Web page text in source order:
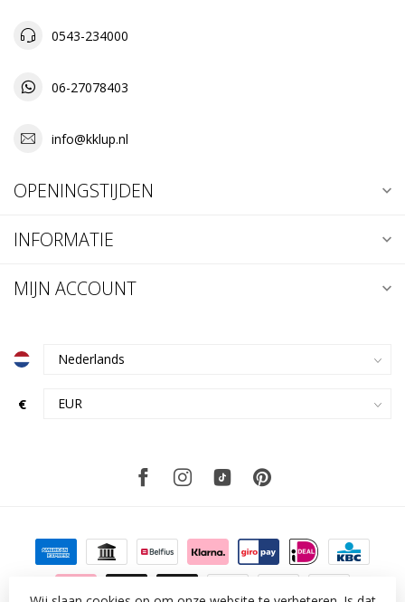
0543-234000
06-27078403
info@kklup.nl
OPENINGSTIJDEN
INFORMATIE
MIJN ACCOUNT
€